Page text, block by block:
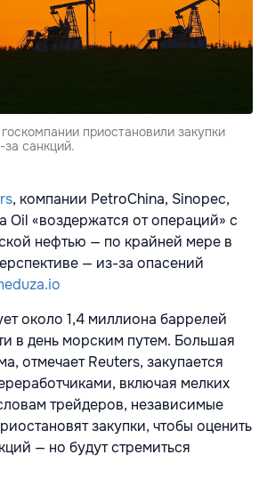
приостановили закупки
санкций.
, компании PetroChina, Sinopec,
Oil «воздержатся от операций» с
нефтью — по крайней мере в
— из-за опасений
около 1,4 миллиона баррелей
в день морским путем. Большая
отмечает Reuters, закупается
включая мелких
трейдеров, независимые
закупки, чтобы оценить
— но будут стремиться